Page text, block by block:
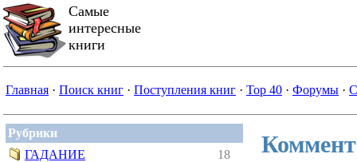
Самые
интересные
книги
Главная · Поиск книг · Поступления книг · Top 40 · Форумы ·
Рубрики
ГАДАНИЕ
18